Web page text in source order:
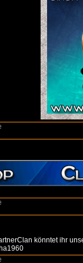
könntet ihr